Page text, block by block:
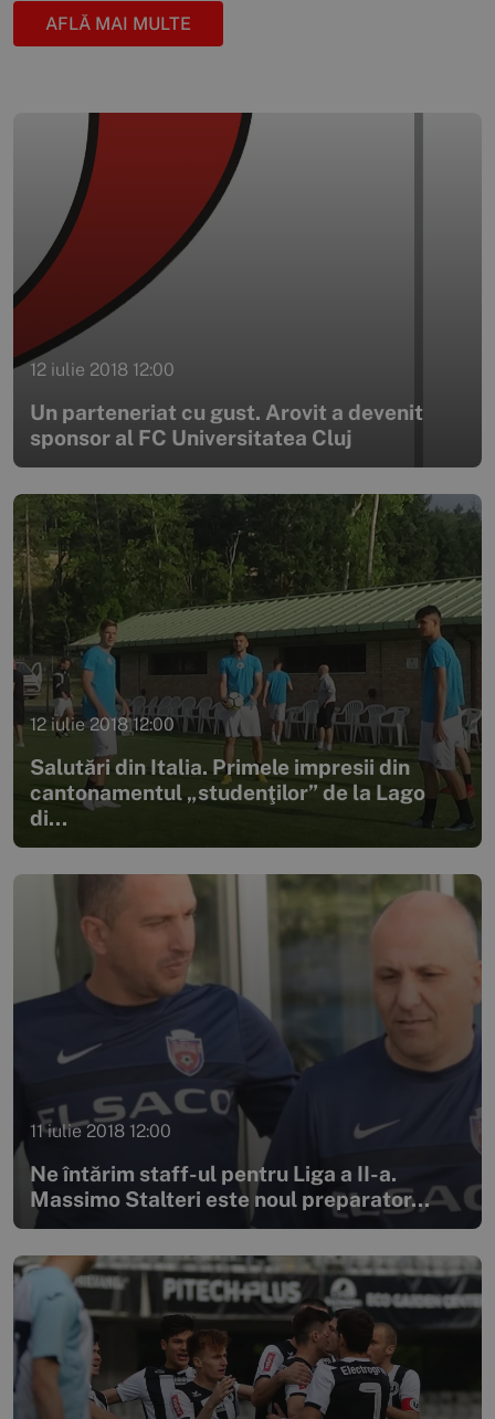
AFLĂ MAI MULTE
12 iulie 2018 12:00
Un parteneriat cu gust. Arovit a devenit
sponsor al FC Universitatea Cluj
12 iulie 2018 12:00
Salutări din Italia. Primele impresii din
cantonamentul „studenţilor” de la Lago
di...
11 iulie 2018 12:00
Ne întărim staff-ul pentru Liga a II-a.
Massimo Stalteri este noul preparator...